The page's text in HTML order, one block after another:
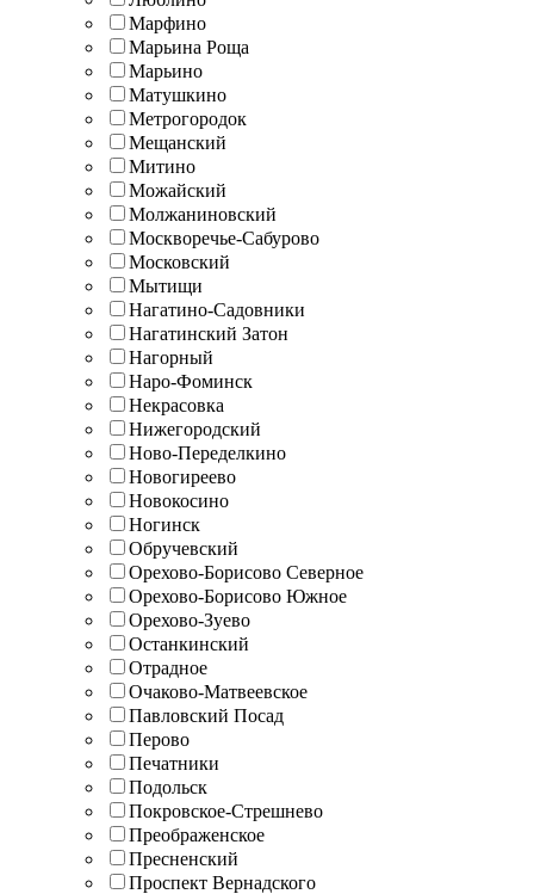
Марфино
Марьина Роща
Марьино
Матушкино
Метрогородок
Мещанский
Митино
Можайский
Молжаниновский
Москворечье-Сабурово
Московский
Мытищи
Нагатино-Садовники
Нагатинский Затон
Нагорный
Наро-Фоминск
Некрасовка
Нижегородский
Ново-Переделкино
Новогиреево
Новокосино
Ногинск
Обручевский
Орехово-Борисово Северное
Орехово-Борисово Южное
Орехово-Зуево
Останкинский
Отрадное
Очаково-Матвеевское
Павловский Посад
Перово
Печатники
Подольск
Покровское-Стрешнево
Преображенское
Пресненский
Проспект Вернадского